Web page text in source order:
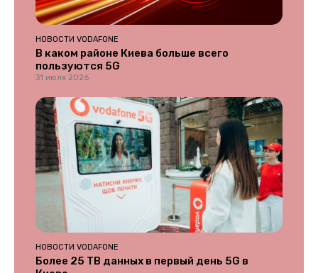
НОВОСТИ VODAFONE
В каком районе Киева больше всего
пользуются 5G
31 июля 2026
НОВОСТИ VODAFONE
Более 25 ТВ данных в первый день 5G в